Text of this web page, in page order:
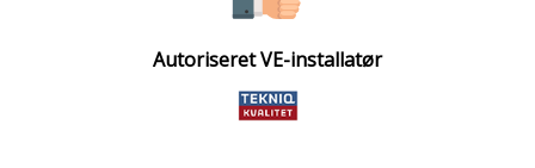
Autoriseret VE-installatør